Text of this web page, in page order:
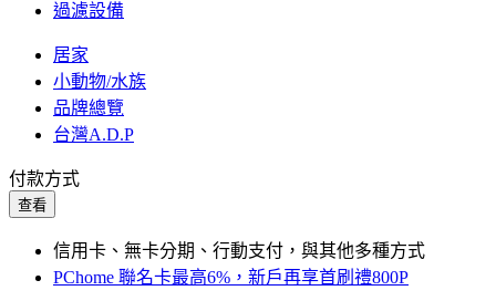
過濾設備
居家
小動物/水族
品牌總覽
台灣A.D.P
付款方式
查看
信用卡、無卡分期、行動支付，與其他多種方式
PChome 聯名卡最高6%，新戶再享首刷禮800P